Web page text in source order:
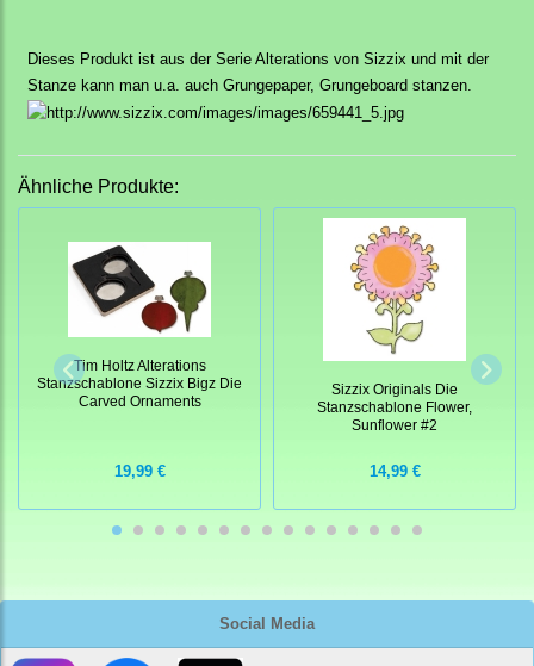
Social Media
Dieses Produkt ist aus der Serie Alterations von Sizzix und mit der
Stanze kann man u.a. auch Grungepaper, Grungeboard stanzen.
Ähnliche Produkte:
Tim Holtz Alterations
Stanzschablone Sizzix Bigz Die
Carved Ornaments
19,99 €
Sizzix Originals Die
Stanzschablone Flower,
Sunflower #2
14,99 €